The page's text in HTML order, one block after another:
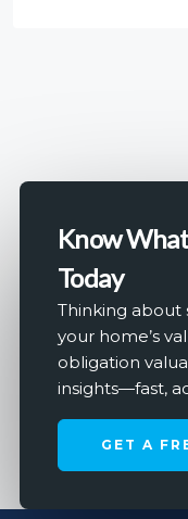
Know
Today
Thinking about
your home’s
obligation
insights—fast,
GET A